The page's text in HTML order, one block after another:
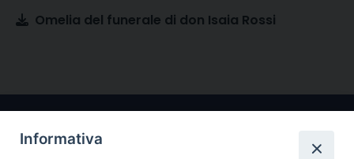
Omelia del funerale di don Isaia Rossi
Informativa